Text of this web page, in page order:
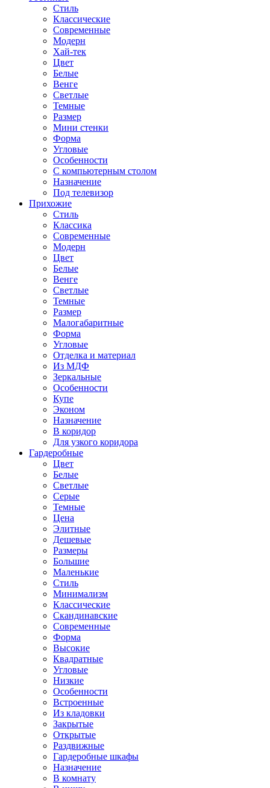
Стиль
Классические
Современные
Модерн
Хай-тек
Цвет
Белые
Венге
Светлые
Темные
Размер
Мини стенки
Форма
Угловые
Особенности
С компьютерным столом
Назначение
Под телевизор
Прихожие
Стиль
Классика
Современные
Модерн
Цвет
Белые
Венге
Светлые
Темные
Размер
Малогабаритные
Форма
Угловые
Отделка и материал
Из МДФ
Зеркальные
Особенности
Купе
Эконом
Назначение
В коридор
Для узкого коридора
Гардеробные
Цвет
Белые
Светлые
Серые
Темные
Цена
Элитные
Дешевые
Размеры
Большие
Маленькие
Стиль
Минимализм
Классические
Скандинавские
Современные
Форма
Высокие
Квадратные
Угловые
Низкие
Особенности
Встроенные
Из кладовки
Закрытые
Открытые
Раздвижные
Гардеробные шкафы
Назначение
В комнату